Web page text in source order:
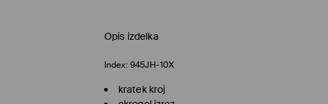
Opis izdelka
Index: 945JH-10X
kratek kroj